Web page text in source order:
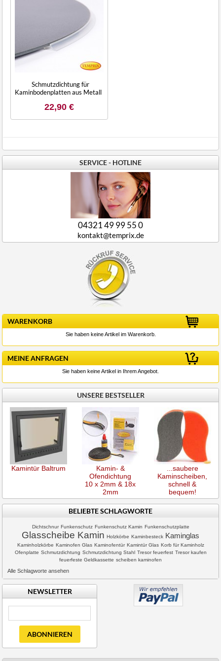
Schmutzdichtung für
Kaminbodenplatten aus Metall
22,90 €
SERVICE - HOTLINE
04321 49 99 55 0
kontakt@temprix.de
WARENKORB
Sie haben keine Artikel im Warenkorb.
MEINE ANFRAGEN
Sie haben keine Artikel in Ihrem Angebot.
UNSERE BESTSELLER
Kamintür Baltrum
Kamin- &
Ofendichtung
10 x 2mm & 18x
2mm
...saubere
Kaminscheiben,
schnell &
bequem!
BELIEBTE SCHLAGWORTE
Dichtschnur Funkenschutz Funkenschutz Kamin Funkenschutzplatte
Glasscheibe Kamin Holzkörbe Kaminbesteck Kaminglas
Kaminholzkörbe Kaminofen Glas Kaminofentür Kamintür Glas Korb für Kaminholz
Ofenplatte Schmutzdichtung Schmutzdichtung Stahl Tresor feuerfest Tresor kaufen
feuerfeste Geldkassette scheiben kaminofen
Alle Schlagworte ansehen
NEWSLETTER
ABONNIEREN